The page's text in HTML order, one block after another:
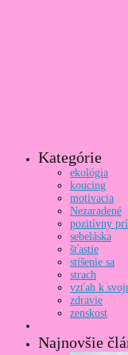
Kategórie
ekológia
koucing
motivacia
Nezaradené
pozitívny
sebeláska
šťastie
stíšenie sa
strach
vzťah k
zdravie
zenskost
Najnovšie